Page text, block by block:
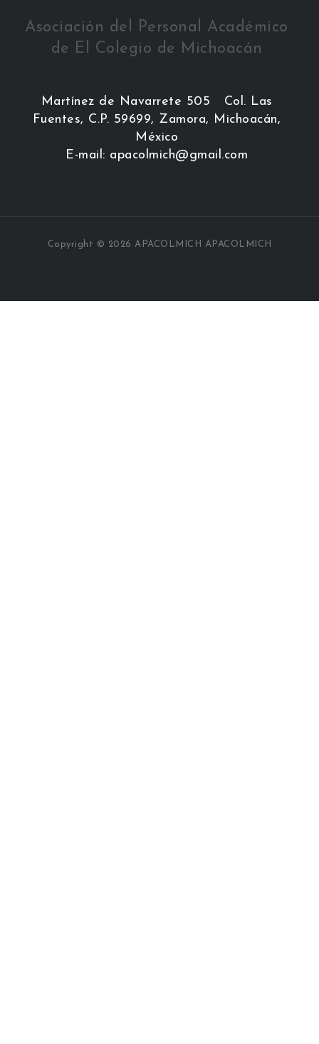
Asociación del Personal Académico
de El Colegio de Michoacán
Martínez de Navarrete 505 Col. Las
Fuentes, C.P. 59699, Zamora, Michoacán,
México
E-mail: apacolmich@gmail.com
Copyright © 2026 APACOLMICH APACOLMICH